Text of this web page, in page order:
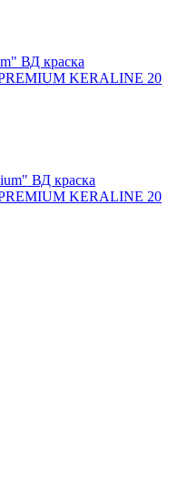
KERALINE 20
KERALINE 20